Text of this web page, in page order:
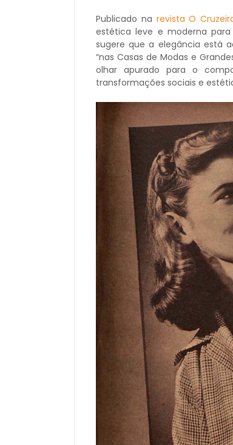
Publicado na revista O
estética leve e moderna
sugere que a elegância está
“nas Casas de Modas e
olhar apurado para o
transformações sociais e